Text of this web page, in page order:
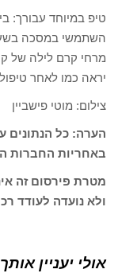
טיפ במיוחד עבורך:
השתמשי במסכה
מרחי קרם לילה של
יראה כמו לאחר טיפול
צילום: מוטי פישביין
הערה: כל הנתונים
באחריות החברות
מטרת פירסום זה
ולא נועדה לעודד
אולי יעניין